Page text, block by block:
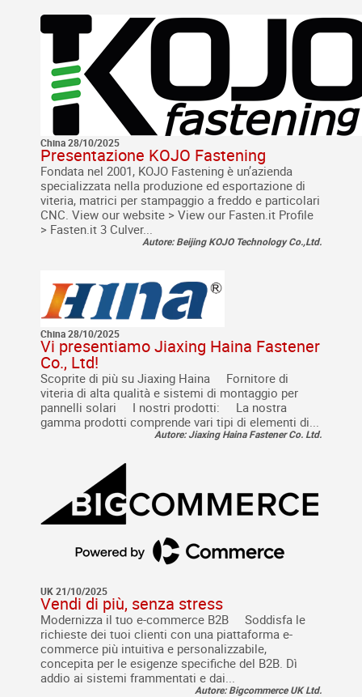
China 28/10/2025
Presentazione KOJO Fastening
Fondata nel 2001, KOJO Fastening è un’azienda
specializzata nella produzione ed esportazione di
viteria, matrici per stampaggio a freddo e particolari
CNC. View our website > View our Fasten.it Profile
> Fasten.it 3 Culver...
Autore: Beijing KOJO Technology Co.,Ltd.
China 28/10/2025
Vi presentiamo Jiaxing Haina Fastener
Co., Ltd!
Scoprite di più su Jiaxing Haina Fornitore di
viteria di alta qualità e sistemi di montaggio per
pannelli solari I nostri prodotti: La nostra
gamma prodotti comprende vari tipi di elementi di...
Autore: Jiaxing Haina Fastener Co. Ltd.
UK 21/10/2025
Vendi di più, senza stress
Modernizza il tuo e-commerce B2B Soddisfa le
richieste dei tuoi clienti con una piattaforma e-
commerce più intuitiva e personalizzabile,
concepita per le esigenze specifiche del B2B. Dì
addio ai sistemi frammentati e dai...
Autore: Bigcommerce UK Ltd.